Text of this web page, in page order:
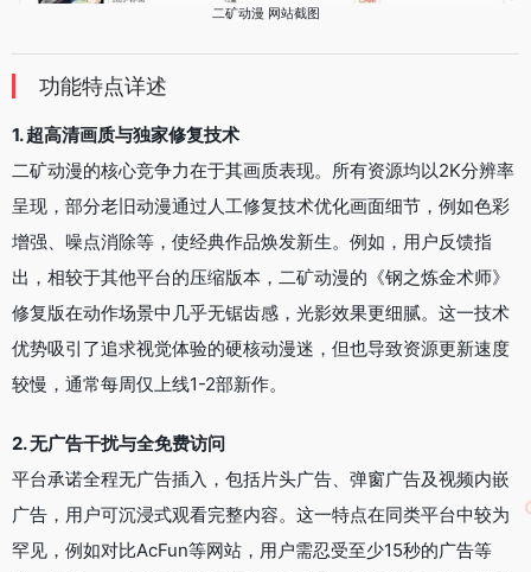
二矿动漫 网站截图
功能特点详述
1. 超高清画质与独家修复技术
二矿动漫的核心竞争力在于其画质表现。所有资源均以2K分辨率
呈现，部分老旧动漫通过人工修复技术优化画面细节，例如色彩
增强、噪点消除等，使经典作品焕发新生。例如，用户反馈指
出，相较于其他平台的压缩版本，二矿动漫的《钢之炼金术师》
修复版在动作场景中几乎无锯齿感，光影效果更细腻。这一技术
优势吸引了追求视觉体验的硬核动漫迷，但也导致资源更新速度
较慢，通常每周仅上线1-2部新作。
2. 无广告干扰与全免费访问
平台承诺全程无广告插入，包括片头广告、弹窗广告及视频内嵌
广告，用户可沉浸式观看完整内容。这一特点在同类平台中较为
罕见，例如对比AcFun等网站，用户需忍受至少15秒的广告等